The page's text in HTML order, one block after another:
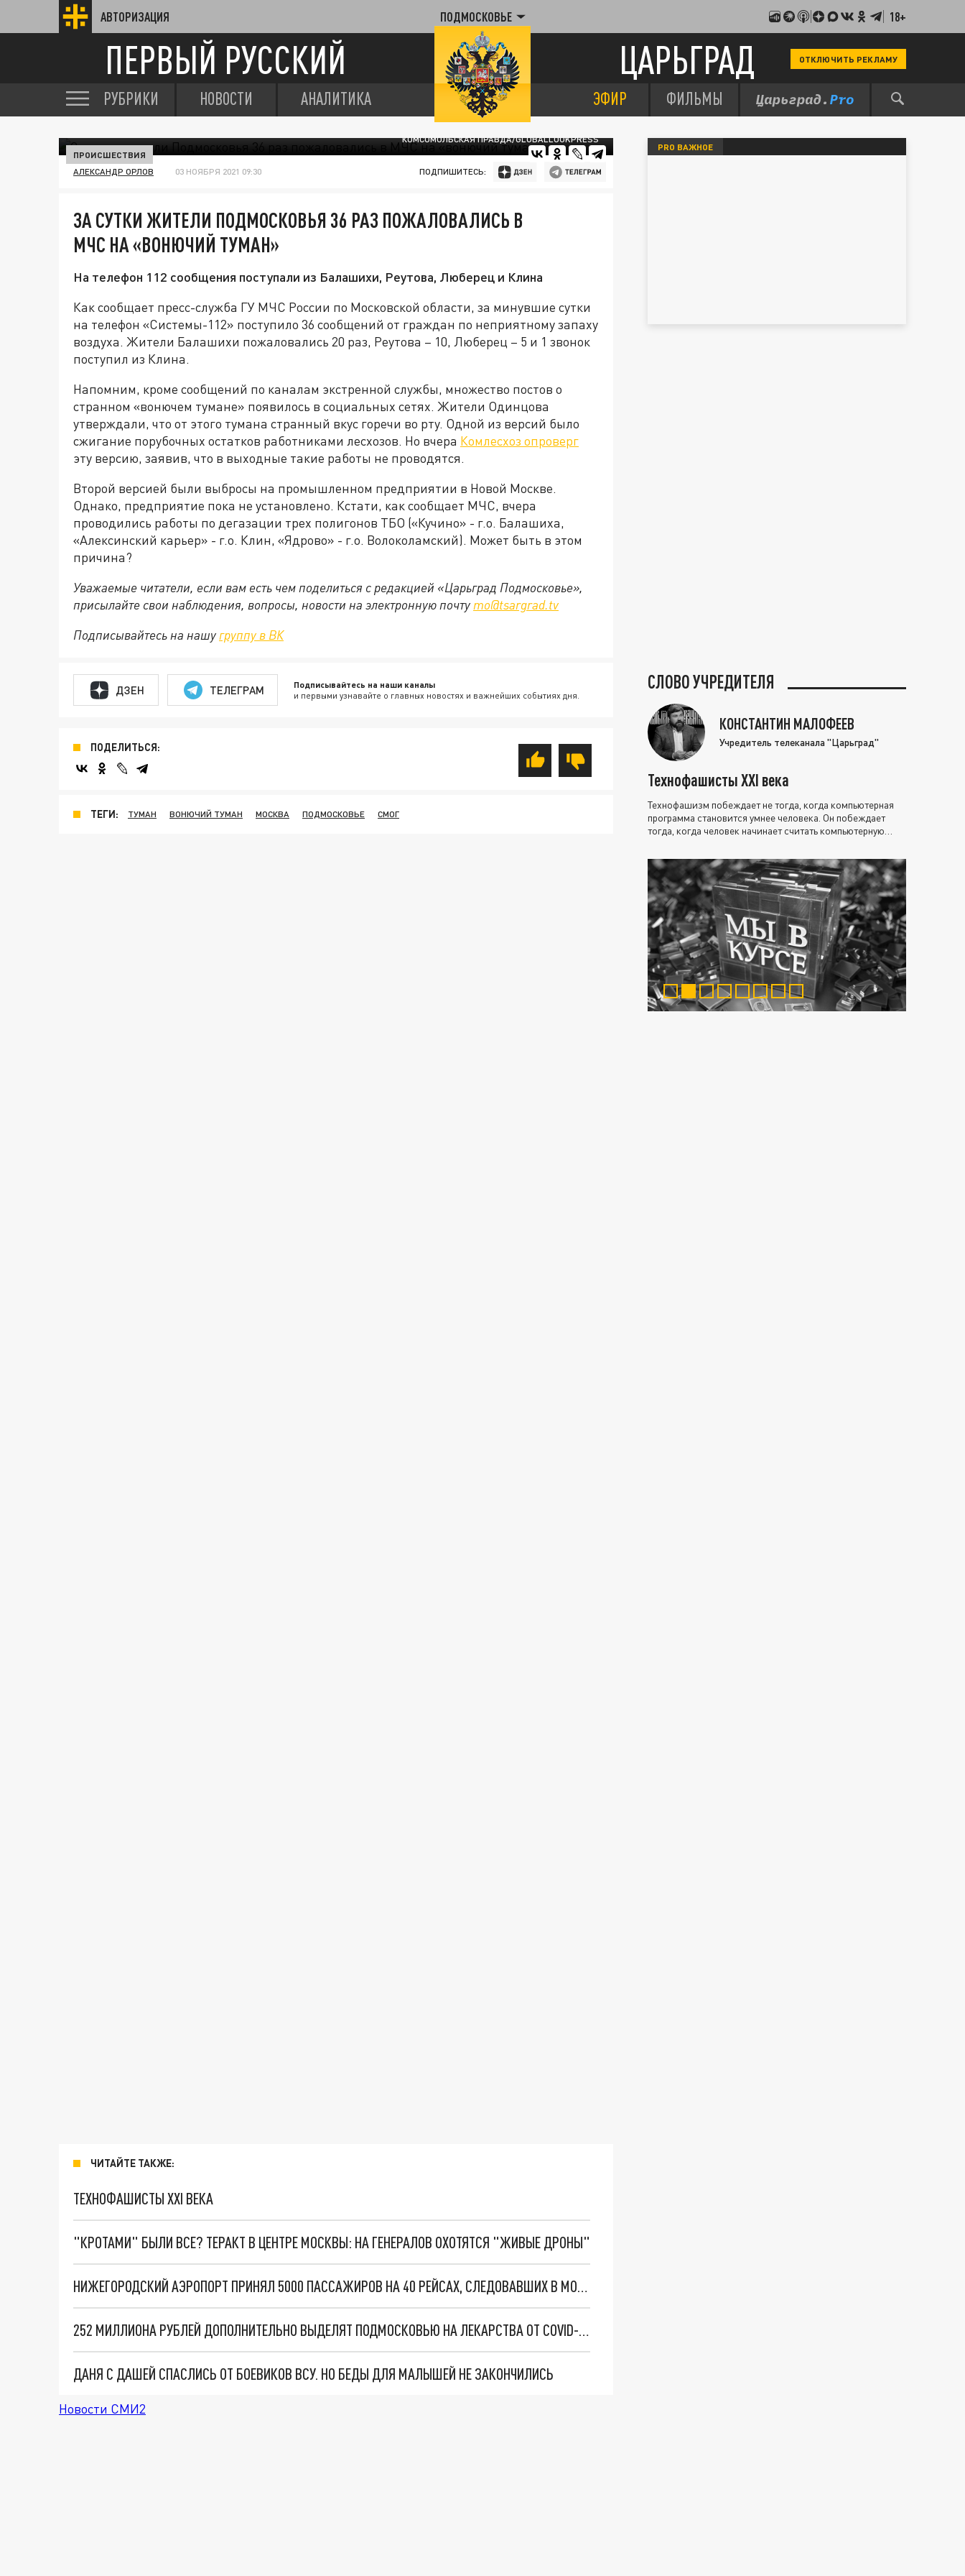
АВТОРИЗАЦИЯ ПОДМОСКОВЬЕ 18+
ПЕРВЫЙ РУССКИЙ ЦАРЬГРАД ОТКЛЮЧИТЬ РЕКЛАМУ
РУБРИКИ НОВОСТИ АНАЛИТИКА ЭФИР ФИЛЬМЫ
КОМСОМОЛЬСКАЯ ПРАВДА/GLOBALLOOKPRESS
ПРОИСШЕСТВИЯ
АЛЕКСАНДР ОРЛОВ 03 НОЯБРЯ 2021 09:30 ПОДПИШИТЕСЬ:
ЗА СУТКИ ЖИТЕЛИ ПОДМОСКОВЬЯ 36 РАЗ ПОЖАЛОВАЛИСЬ В
МЧС НА «ВОНЮЧИЙ ТУМАН»
На телефон 112 сообщения поступали из Балашихи, Реутова, Люберец и Клина
Как сообщает пресс-служба ГУ МЧС России по Московской области, за минувшие сутки
на телефон «Системы-112» поступило 36 сообщений от граждан по неприятному запаху
воздуха. Жители Балашихи пожаловались 20 раз, Реутова – 10, Люберец – 5 и 1 звонок
поступил из Клина.
Напомним, кроме сообщений по каналам экстренной службы, множество постов о
странном «вонючем тумане» появилось в социальных сетях. Жители Одинцова
утверждали, что от этого тумана странный вкус горечи во рту. Одной из версий было
сжигание порубочных остатков работниками лесхозов. Но вчера Комлесхоз опроверг
эту версию, заявив, что в выходные такие работы не проводятся.
Второй версией были выбросы на промышленном предприятии в Новой Москве.
Однако, предприятие пока не установлено. Кстати, как сообщает МЧС, вчера
проводились работы по дегазации трех полигонов ТБО («Кучино» - г.о. Балашиха,
«Алексинский карьер» - г.о. Клин, «Ядрово» - г.о. Волоколамский). Может быть в этом
причина?
Уважаемые читатели, если вам есть чем поделиться с редакцией «Царьград Подмосковье»,
присылайте свои наблюдения, вопросы, новости на электронную почту mo@tsargrad.tv
Подписывайтесь на нашу группу в ВК
ДЗЕН ТЕЛЕГРАМ Подписывайтесь на наши каналы
и первыми узнавайте о главных новостях и важнейших событиях дня.
ПОДЕЛИТЬСЯ:
ТЕГИ: ТУМАН ВОНЮЧИЙ ТУМАН МОСКВА ПОДМОСКОВЬЕ СМОГ
ЧИТАЙТЕ ТАКЖЕ:
ТЕХНОФАШИСТЫ XXI ВЕКА
"КРОТАМИ" БЫЛИ ВСЕ? ТЕРАКТ В ЦЕНТРЕ МОСКВЫ: НА ГЕНЕРАЛОВ ОХОТЯТСЯ "ЖИВЫЕ ДРОНЫ"
НИЖЕГОРОДСКИЙ АЭРОПОРТ ПРИНЯЛ 5000 ПАССАЖИРОВ НА 40 РЕЙСАХ, СЛЕДОВАВШИХ В МОСКВУ
252 МИЛЛИОНА РУБЛЕЙ ДОПОЛНИТЕЛЬНО ВЫДЕЛЯТ ПОДМОСКОВЬЮ НА ЛЕКАРСТВА ОТ COVID-19
ДАНЯ С ДАШЕЙ СПАСЛИСЬ ОТ БОЕВИКОВ ВСУ. НО БЕДЫ ДЛЯ МАЛЫШЕЙ НЕ ЗАКОНЧИЛИСЬ
Новости СМИ2
PRO ВАЖНОЕ
СЛОВО УЧРЕДИТЕЛЯ
КОНСТАНТИН МАЛОФЕЕВ
Учредитель телеканала "Царьград"
Технофашисты XXI века
Технофашизм побеждает не тогда, когда компьютерная
программа становится умнее человека. Он побеждает
тогда, когда человек начинает считать компьютерную